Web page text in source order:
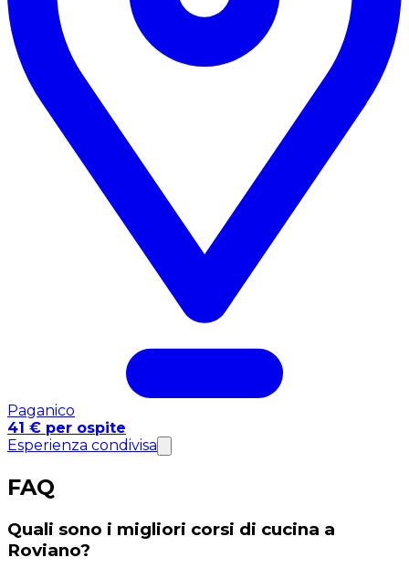
Paganico
41 € per ospite
Esperienza condivisa
FAQ
Quali sono i migliori corsi di cucina a
Roviano?